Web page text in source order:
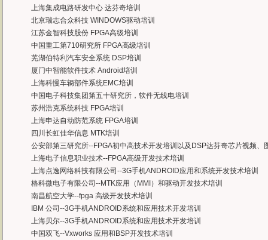
上海集成电路研发中心 达芬奇培训
北京瑞志合众科技 WINDOWS驱动培训
江苏金智科技股份 FPGA高级培训
中国重工第710研究所 FPGA高级培训
芜湖伯特利汽车安全系统 DSP培训
厦门中智能软件技术 Android培训
上海科慢车辆部件系统EMC培训
中国电子科技集团第五十研究所，软件无线电培训
苏州浩克系统科技 FPGA培训
上海申达自动防范系统 FPGA培训
四川长虹佳华信息 MTK培训
公安部第三研究所--FPGA初中高技术开发培训以及DSP达芬奇芯片视频、
上海电子信息职业技术--FPGA高级开发技术培训
上海点逸网络科技有限公司--3G手机ANDROID应用和系统开发技术培训
格科微电子有限公司--MTK应用（MMI）和驱动开发技术培训
南昌航空大学--fpga 高级开发技术培训
IBM 公司--3G手机ANDROID系统和应用技术开发培训
上海贝尔--3G手机ANDROID系统和应用技术开发培训
中国双飞--Vxworks 应用和BSP开发技术培训